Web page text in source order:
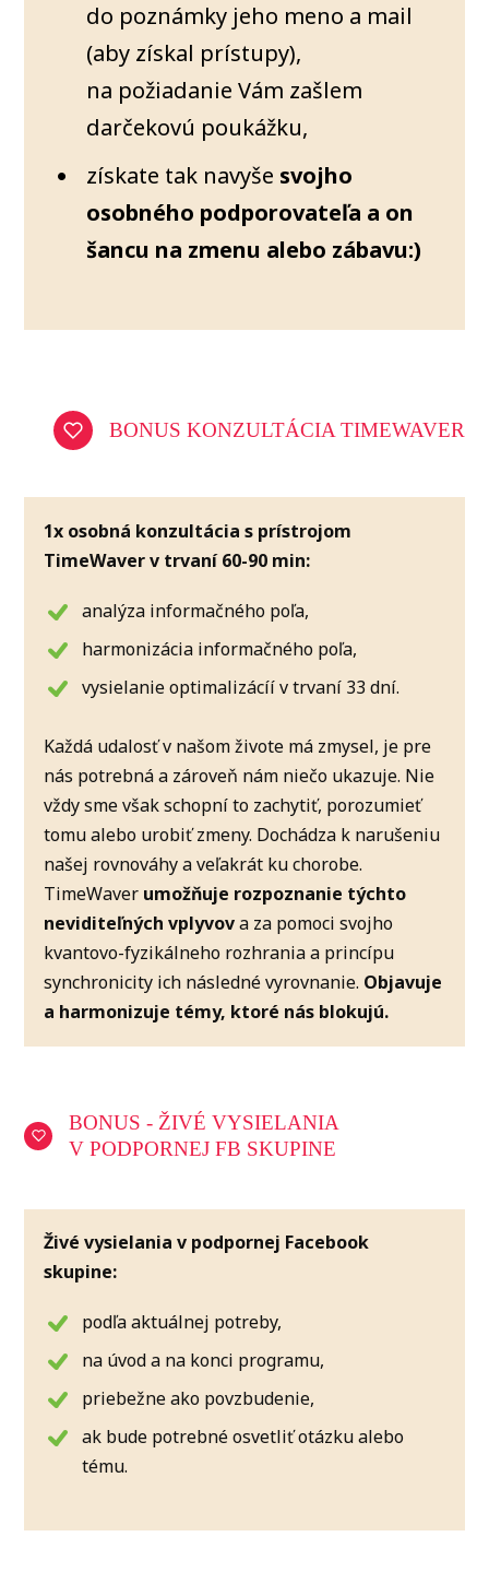
do poznámky jeho meno a mail
(aby získal prístupy),
na požiadanie Vám zašlem
darčekovú poukážku,
získate tak navyše svojho
osobného podporovateľa a on
šancu na zmenu alebo zábavu:)
BONUS KONZULTÁCIA TIMEWAVER
1x osobná konzultácia s prístrojom
TimeWaver v trvaní 60-90 min:
analýza informačného poľa,
harmonizácia informačného poľa,
vysielanie optimalizácíí v trvaní 33 dní.
Každá udalosť v našom živote má zmysel, je pre
nás potrebná a zároveň nám niečo ukazuje. Nie
vždy sme však schopní to zachytiť, porozumieť
tomu alebo urobiť zmeny. Dochádza k narušeniu
našej rovnováhy a veľakrát ku chorobe.
TimeWaver umožňuje rozpoznanie týchto
neviditeľných vplyvova za pomoci svojho
kvantovo-fyzikálneho rozhrania a princípu
synchronicity ich následné vyrovnanie. Objavuje
a harmonizuje témy, ktoré nás blokujú.
BONUS - ŽIVÉ VYSIELANIA
V PODPORNEJ FB SKUPINE
Živé vysielania v podpornej Facebook
skupine:
podľa aktuálnej potreby,
na úvod a na konci programu,
priebežne ako povzbudenie,
ak bude potrebné osvetliť otázku alebo
tému.